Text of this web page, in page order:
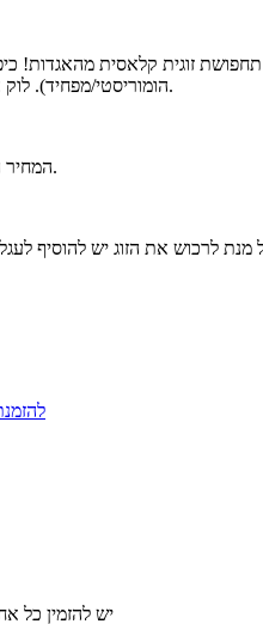
תחפושת זוגית קלאסית מהאגדות!
הומוריסטי/מפחיד). לוק אייקוני ומושלם לזוגות.
המחיר הינו לשתי התחפושות.
יש להזמין כל